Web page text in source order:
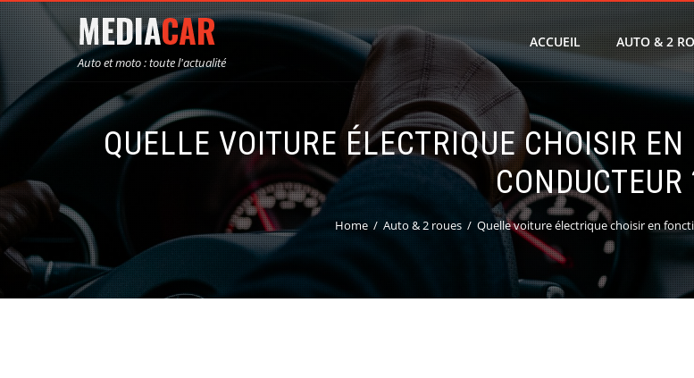
Auto et moto : toute l'actualité
ACCUEIL AUTO & 2
QUELLE VOITURE ÉLECTRIQUE CHOISIR
CONDUCTEUR
Home Auto & 2 roues Quelle voiture électrique choisir en